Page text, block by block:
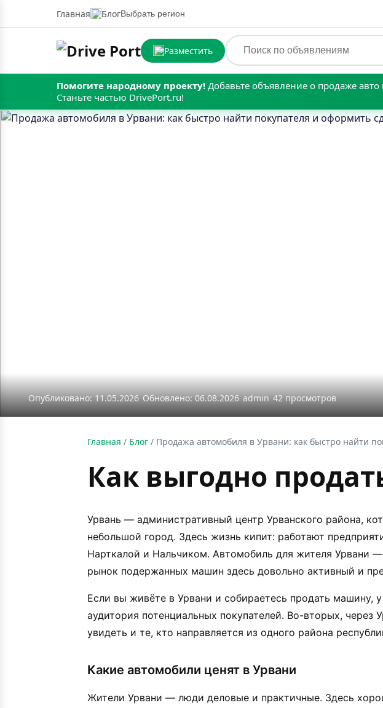
Главная БлогВыбрать регион
Разместить
Помогите народному проекту! Добавьте объявление о продаже авто
Станьте частью DrivePort.ru!
Опубликовано: 11.05.2026 Обновлено: 06.08.2026 admin 42 просмотров
Главная / Блог / Продажа автомобиля в Урвани: как быстро найти
Как выгодно
Урвань — административный центр Урванского района,
небольшой город. Здесь жизнь кипит: работают
Нарткалой и Нальчиком. Автомобиль для жителя Урвани
рынок подержанных машин здесь довольно активный и
Если вы живёте в Урвани и собираетесь продать машину,
аудитория потенциальных покупателей. Во-вторых, через
увидеть и те, кто направляется из одного района
Какие автомобили ценят в Урвани
Жители Урвани — люди деловые и практичные. Здесь